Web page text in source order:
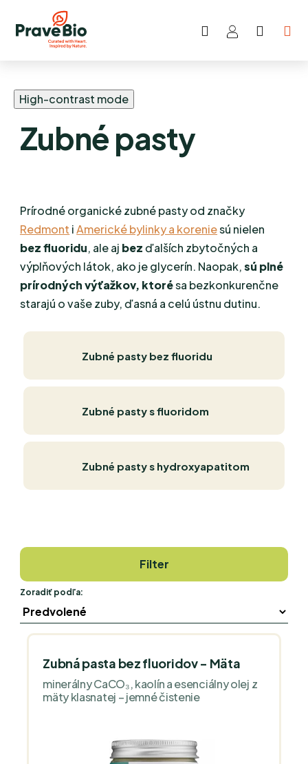
Prejsť
Hľadať
High-contrast mode
Zubné pasty
Prírodné organické zubné pasty od značky
Redmont iAmerické bylinky a koreniesú nielen
bez fluoridu, ale aj bezďalších zbytočných a
výplňových látok, ako je glycerín. Naopak,sú plné
prírodných výťažkov, ktorésa bezkonkurenčne
starajú o vaše zuby, ďasná a celú ústnu dutinu.
Zubné pasty bez fluoridu
Zubné pasty s fluoridom
Zubné pasty s hydroxyapatitom
Filter
Zoradiť podľa:
Zubná pasta bez fluoridov - Mäta
minerálny CaCO₃, kaolín a esenciálny olej z
mäty klasnatej – jemné čistenie